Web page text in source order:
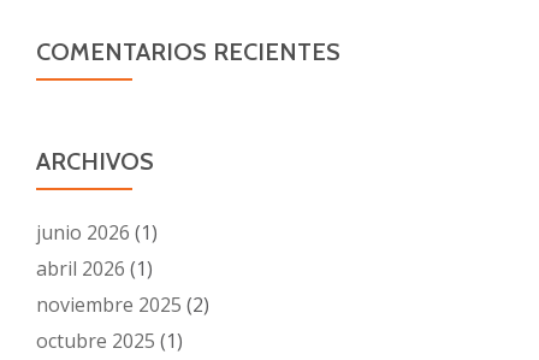
COMENTARIOS RECIENTES
ARCHIVOS
junio 2026 (1)
abril 2026 (1)
noviembre 2025 (2)
octubre 2025 (1)